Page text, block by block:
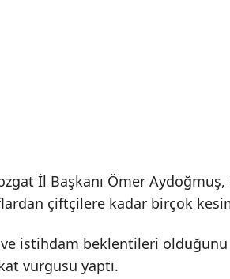
İl Başkanı Ömer
çiftçilere kadar birçok
ve istihdam beklentileri
vurgusu yaptı.